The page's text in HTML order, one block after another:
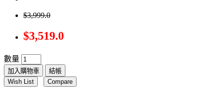
$3,999.0
$3,519.0
數量
加入購物車
結帳
Wish List
Compare